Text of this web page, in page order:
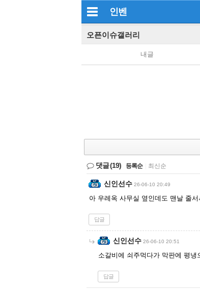
인벤
오픈이슈갤러리
내글
댓글(19) 등록순 최신순
신인선수 26-06-10 20:49
아 우레옥 사무실 옆인데도 맨날 줄
답글
신인선수 26-06-10 20:51
소갈비에 쇠주먹다가 막판에 평
답글